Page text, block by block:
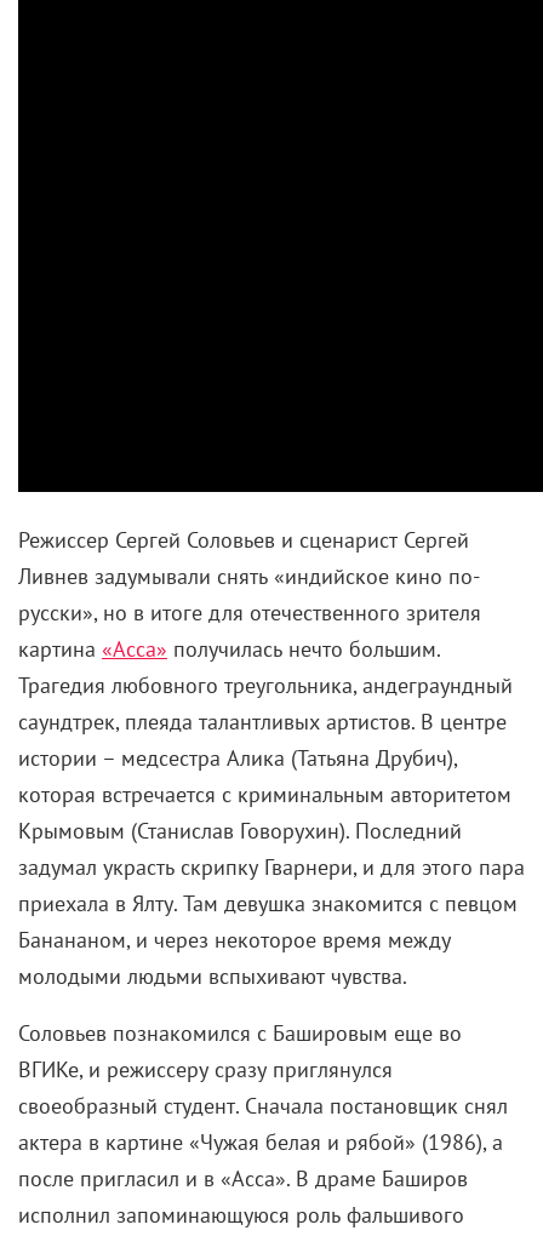
Режиссер Сергей Соловьев и сценарист Сергей
Ливнев задумывали снять «индийское кино по-
русски», но в итоге для отечественного зрителя
картина «Асса» получилась нечто большим.
Трагедия любовного треугольника, андеграундный
саундтрек, плеяда талантливых артистов. В центре
истории – медсестра Алика (Татьяна Друбич),
которая встречается с криминальным авторитетом
Крымовым (Станислав Говорухин). Последний
задумал украсть скрипку Гварнери, и для этого пара
приехала в Ялту. Там девушка знакомится с певцом
Банананом, и через некоторое время между
молодыми людьми вспыхивают чувства.
Соловьев познакомился с Башировым еще во
ВГИКе, и режиссеру сразу приглянулся
своеобразный студент. Сначала постановщик снял
актера в картине «Чужая белая и рябой» (1986), а
после пригласил и в «Асса». В драме Баширов
исполнил запоминающуюся роль фальшивого